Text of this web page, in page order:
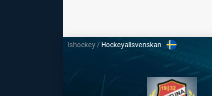
Ishockey / Hockeyallsvenskan